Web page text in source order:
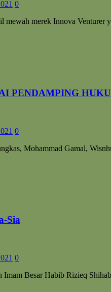
0
mewah merek Innova
PENDAMPING
0
Mohammad Gamal,
Sia
0
Imam Besar Habib Rizieq